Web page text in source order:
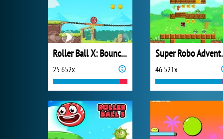
Roller Ball X: Bounce Ball
25 652x 46 521x